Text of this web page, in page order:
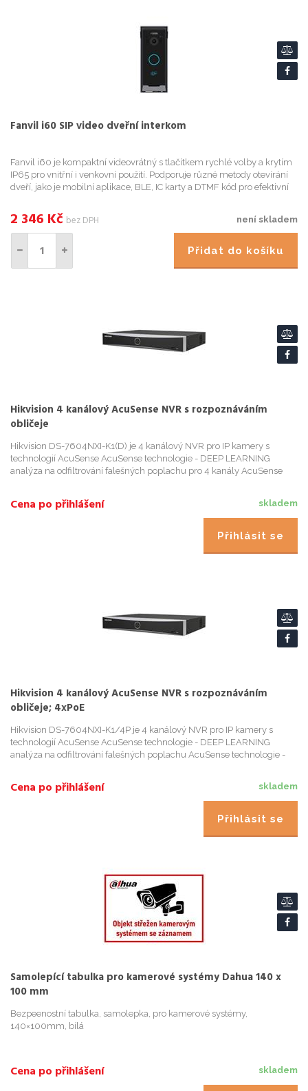
Fanvil i60 SIP video dveřní interkom
Fanvil i60 je kompaktní videovrátný s tlačítkem rychlé volby a krytím
IP65 pro vnitřní i venkovní použití. Podporuje různé metody otevírání
dveří, jako je mobilní aplikace, BLE, IC karty a DTMF kód pro efektivní
není skladem
2 346 Kč bez DPH
Přidat do košíku
Hikvision 4 kanálový AcuSense NVR s rozpoznáváním
obličeje
Hikvision DS-7604NXI-K1(D) je 4 kanálový NVR pro IP kamery s
technologií AcuSense AcuSense technologie - DEEP LEARNING
analýza na odfiltrování falešných poplachu pro 4 kanály AcuSense
skladem
Cena po přihlášení
Přihlásit se
Hikvision 4 kanálový AcuSense NVR s rozpoznáváním
obličeje; 4xPoE
Hikvision DS-7604NXI-K1/4P je 4 kanálový NVR pro IP kamery s
technologií AcuSense AcuSense technologie - DEEP LEARNING
analýza na odfiltrování falešných poplachu AcuSense technologie -
skladem
Cena po přihlášení
Přihlásit se
Samolepící tabulka pro kamerové systémy Dahua 140 x
100 mm
Bezpeenostní tabulka, samolepka, pro kamerové systémy,
140×100mm, bílá
skladem
Cena po přihlášení